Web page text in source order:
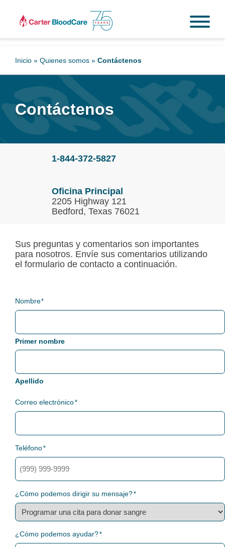
Inicio » Quienes somos » Contáctenos
Contáctenos
1-844-372-5827
Oficina Principal
2205 Highway 121
Bedford, Texas 76021
Sus preguntas y comentarios son importantes
para nosotros. Envíe sus comentarios utilizando
el formulario de contacto a continuación.
Nombre*
Primer nombre
Apellido
Correo electrónico*
Teléfono*
¿Cómo podemos dirigir su mensaje?*
¿Cómo podemos ayudar?*